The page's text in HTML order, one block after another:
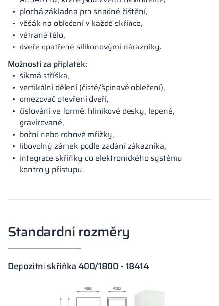
plochá základna pro snadné čištění,
věšák na oblečení v každé skříňce,
větrané tělo,
dveře opatřené silikonovými nárazníky.
Možnosti za příplatek:
šikmá stříška,
vertikální dělení (čisté/špinavé oblečení),
omezovač otevření dveří,
číslování ve formě: hliníkové desky, lepené,
gravírované,
boční nebo rohové mřížky,
libovolný zámek podle zadání zákazníka,
integrace skříňky do elektronického systému
kontroly přístupu.
Standardní rozměry
Depozitní skříňka 400/1800 - 18414